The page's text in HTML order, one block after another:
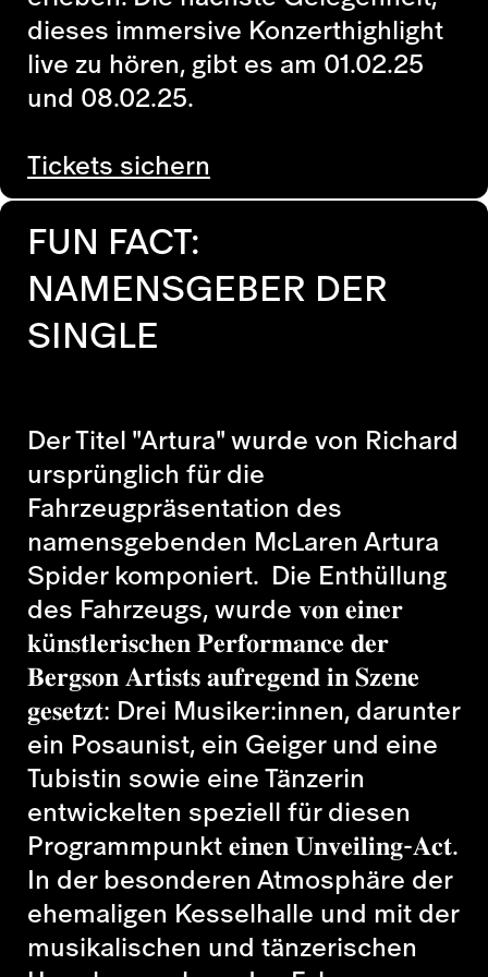
dieses immersive Konzerthighlight
live zu hören, gibt es am 01.02.25
und 08.02.25.
Tickets sichern
FUN FACT:
NAMENSGEBER DER
SINGLE
Der Titel "Artura" wurde von Richard
ursprünglich für die
Fahrzeugpräsentation des
namensgebenden McLaren Artura
Spider komponiert. Die Enthüllung
des Fahrzeugs, wurde 𝐯𝐨𝐧 𝐞𝐢𝐧𝐞𝐫
𝐤ü𝐧𝐬𝐭𝐥𝐞𝐫𝐢𝐬𝐜𝐡𝐞𝐧 𝐏𝐞𝐫𝐟𝐨𝐫𝐦𝐚𝐧𝐜𝐞 𝐝𝐞𝐫
𝐁𝐞𝐫𝐠𝐬𝐨𝐧 𝐀𝐫𝐭𝐢𝐬𝐭𝐬 𝐚𝐮𝐟𝐫𝐞𝐠𝐞𝐧𝐝 𝐢𝐧 𝐒𝐳𝐞𝐧𝐞
𝐠𝐞𝐬𝐞𝐭𝐳𝐭: Drei Musiker:innen, darunter
ein Posaunist, ein Geiger und eine
Tubistin sowie eine Tänzerin
entwickelten speziell für diesen
Programmpunkt 𝐞𝐢𝐧𝐞𝐧 𝐔𝐧𝐯𝐞𝐢𝐥𝐢𝐧𝐠-𝐀𝐜𝐭.
In der besonderen Atmosphäre der
ehemaligen Kesselhalle und mit der
musikalischen und tänzerischen